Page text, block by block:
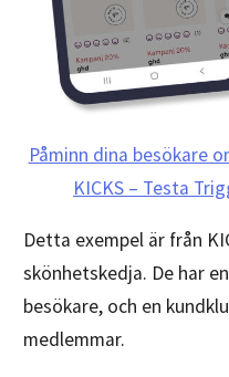
Påminn dina besökare
KICKS – Testa
Detta exempel är från
skönhetskedja. De har
besökare, och en
medlemmar.